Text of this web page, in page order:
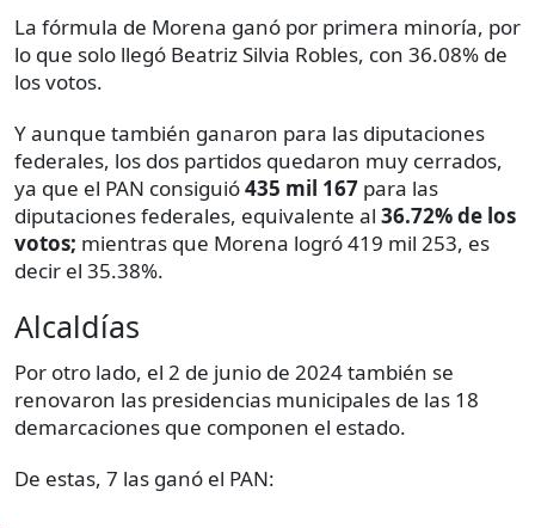
La fórmula de Morena ganó por primera minoría, por
lo que solo llegó Beatriz Silvia Robles, con 36.08% de
los votos.
Y aunque también ganaron para las diputaciones
federales, los dos partidos quedaron muy cerrados,
ya que el PAN consiguió435 mil 167 para las
diputaciones federales, equivalente al 36.72% de los
votos; mientras que Morena logró 419 mil 253, es
decir el 35.38%.
Alcaldías
Por otro lado, el 2 de junio de 2024 también se
renovaron las presidencias municipales de las 18
demarcaciones que componen el estado.
De estas, 7 las ganó el PAN: